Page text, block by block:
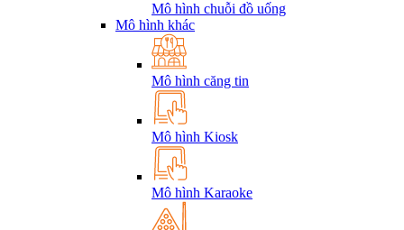
Mô hình chuỗi đồ uống
Mô hình khác
Mô hình căng tin
Mô hình Kiosk
Mô hình Karaoke